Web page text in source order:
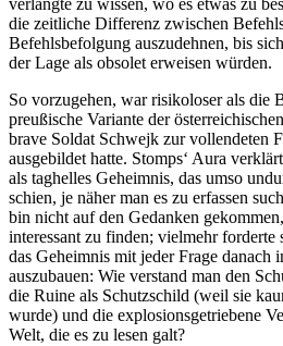
verlangte zu wissen, wo es etwas zu
die zeitliche Differenz zwischen
Befehlsbefolgung auszudehnen, bis
der Lage als obsolet erweisen würden.
So vorzugehen, war risikoloser als die
preußische Variante der
brave Soldat Schwejk zur vollendeten
ausgebildet hatte. Stomps‘ Aura
als taghelles Geheimnis, das umso
schien, je näher man es zu erfassen
bin nicht auf den Gedanken
interessant zu finden; vielmehr forderte
das Geheimnis mit jeder Frage danach
auszubauen: Wie verstand man den
die Ruine als Schutzschild (weil sie
wurde) und die explosionsgetriebene
Welt, die es zu lesen galt?